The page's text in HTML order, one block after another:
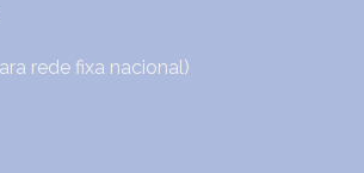
rede fixa nacional)